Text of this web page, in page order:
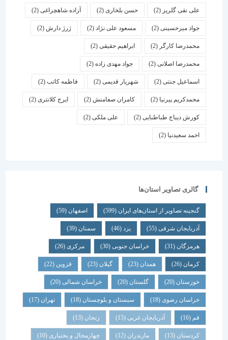
علی نقی گلریز(2) حسن بلخاری(2) آزاده شاهچراغی(2)
جواد میرحسینی(2) مسعود علی نژاد(2) ژرژ دارش (2)
محمدرضا کارگر(2) ابراهیم حقیقی(2)
محمدرضا اصلانی(2) جواد مهدی زاده(2)
اسماعیل جنتی(2) شهریار قدیمی(2) فاطمه کاتب(2)
محمدکریم پیرنیا (2) کامران صفامنش(2) ایرج کلانتری (2)
کورش دیباج طباطبایی(2) علی ملکی(2)
احمد سعیدنیا (2)
گالری تصاویر استان‌ها
گنجینه تصاویر از استان‌های ایران(599) اصفهان (59)
آذربایجان شرقی(55) یزد سمنان (39)
هرمزگان(31) خراسان جنوبی(30) مرکزی (26)
همدان گیلان قزوین
خوزستان(20) گلستان (20) خراسان شمالی(20)
خراسان رضوی(18) سیستان و بلوچستان(18) تهران
آذربایجان غربی(15) زنجان
کردستان(13) مازندران(12) چهارمحال و بختیاری (10)